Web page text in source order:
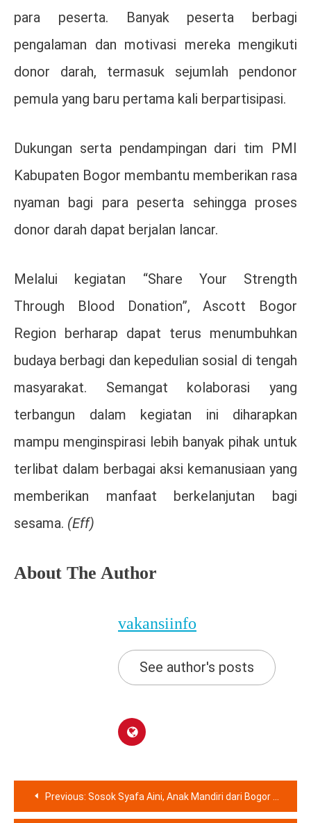
para peserta. Banyak peserta berbagi
pengalaman dan motivasi mereka mengikuti
donor darah, termasuk sejumlah pendonor
pemula yang baru pertama kali berpartisipasi.
Dukungan serta pendampingan dari tim PMI
Kabupaten Bogor membantu memberikan rasa
nyaman bagi para peserta sehingga proses
donor darah dapat berjalan lancar.
Melalui kegiatan “Share Your Strength
Through Blood Donation”, Ascott Bogor
Region berharap dapat terus menumbuhkan
budaya berbagi dan kepedulian sosial di tengah
masyarakat. Semangat kolaborasi yang
terbangun dalam kegiatan ini diharapkan
mampu menginspirasi lebih banyak pihak untuk
terlibat dalam berbagai aksi kemanusiaan yang
memberikan manfaat berkelanjutan bagi
sesama. (Eff)
About The Author
vakansiinfo
See author's posts
Navigasi
Previous: Sosok Syafa Aini, Anak Mandiri dari Bogor yang Menginspirasi Lewat Keberanian dan Kepeduliannya